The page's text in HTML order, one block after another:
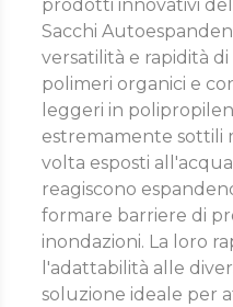
prodotti innovativi
Sacchi
versatilità e rapidità
polimeri organici e
leggeri in
estremamente sottili
volta esposti
reagiscono
formare barriere di
inondazioni. La loro
l'adattabilità alle
soluzione ideale per